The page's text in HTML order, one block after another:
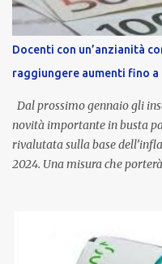
Docenti con un’anzianità
raggiungere aumenti fino a
Dal prossimo gennaio gli
novità importante in busta
rivalutata sulla base
2024. Una misura che
dedicato alle donne vittime